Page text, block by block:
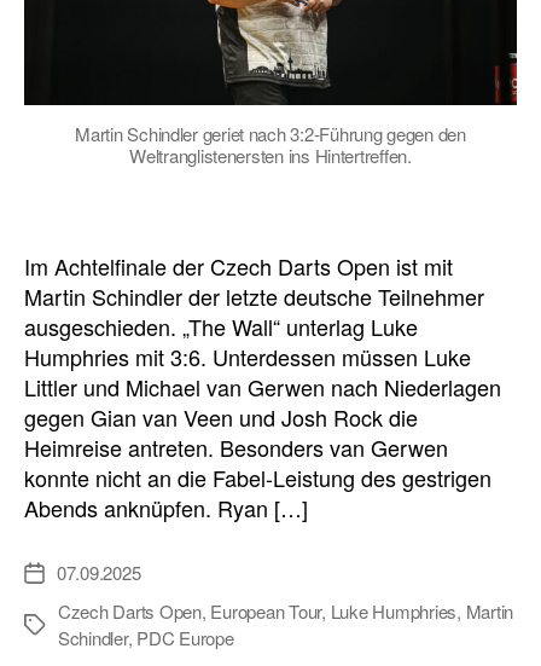
Martin Schindler geriet nach 3:2-Führung gegen den
Weltranglistenersten ins Hintertreffen.
Im Achtelfinale der Czech Darts Open ist mit
Martin Schindler der letzte deutsche Teilnehmer
ausgeschieden. „The Wall“ unterlag Luke
Humphries mit 3:6. Unterdessen müssen Luke
Littler und Michael van Gerwen nach Niederlagen
gegen Gian van Veen und Josh Rock die
Heimreise antreten. Besonders van Gerwen
konnte nicht an die Fabel-Leistung des gestrigen
Abends anknüpfen. Ryan […]
Veröffentlichungsdatum
07.09.2025
Schlagwörter
Czech Darts Open, European Tour, Luke Humphries, Martin
Schindler, PDC Europe